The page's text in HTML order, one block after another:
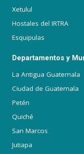
Xetulul
Hostales del IRTRA
Esquipulas
Departamentos y
La Antigua Guatemala
Ciudad de Guatemala
Petén
Quiché
San Marcos
Jutiapa